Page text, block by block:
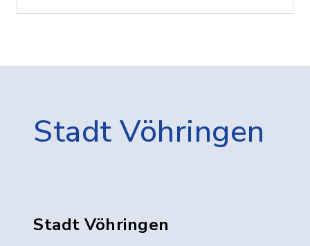
Stadt Vöhringen
Stadt Vöhringen